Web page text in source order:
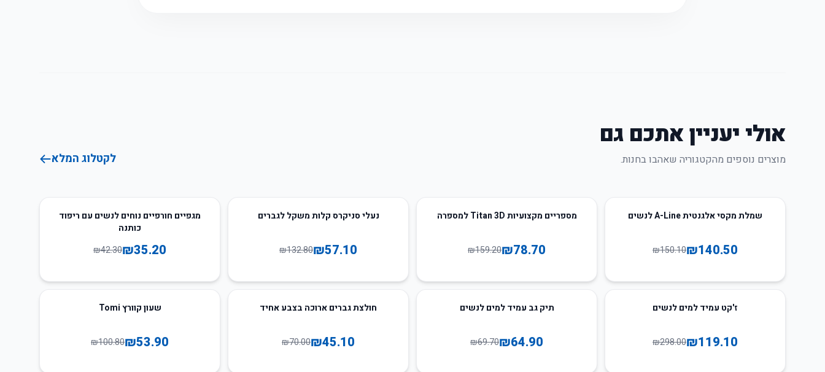
אולי יעניין אתכם גם
מוצרים נוספים מהקטגוריה שאהבו בחנות. לקטלוג המלא
שמלת מקסי אלגנטית A-Line לנשים
₪140.50
₪150.10
51
מספריים מקצועיות Titan 3D למספרה
₪78.70
₪159.20
נעלי סניקרס קלות משקל לגברים
₪57.10
₪132.80
17
מגפיים חורפיים נוחים לנשים עם ריפוד
כותנה
₪35.20
₪42.30
ז'קט עמיד למים לנשים
₪119.10
₪298.00
תיק גב עמיד למים לנשים
₪64.90
₪69.70
חולצת גברים ארוכה בצבע אחיד
₪45.10
₪70.00
שעון קוורץ Tomi
₪53.90
₪100.80